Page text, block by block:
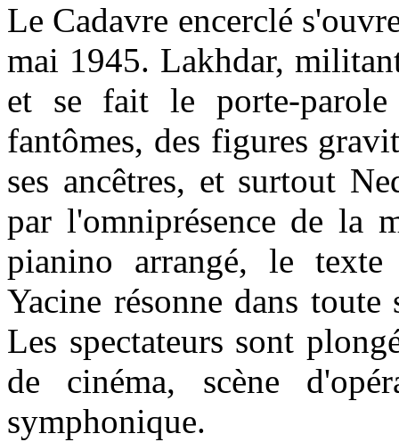
Le Cadavre encerclé
mai 1945. Lakhdar,
et se fait le porte-parole
fantômes, des figures
ses ancêtres, et surtout
par l'omniprésence de la
pianino arrangé, le
Yacine résonne dans
Les spectateurs sont
de cinéma, scène
symphonique.